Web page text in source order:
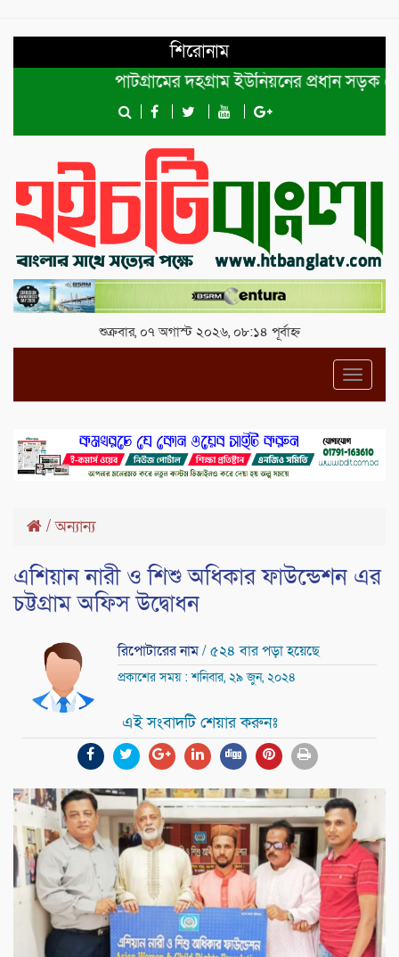
শিরোনাম
পাটগ্রামের দহগ্রাম ইউনিয়নের প্রধান সড়ক ভেঙ্গে
শুক্রবার, ০৭ অগাস্ট ২০২৬, ০৮:১৪ পূর্বাহ্ন
/অন্যান্য
এশিয়ান নারী ও শিশু অধিকার ফাউন্ডেশন এর
চট্টগ্রাম অফিস উদ্বোধন
রিপোটারের নাম/ ৫২৪ বার পড়া হয়েছে
প্রকাশের সময় : শনিবার, ২৯ জুন, ২০২৪
এই সংবাদটি শেয়ার করুনঃ